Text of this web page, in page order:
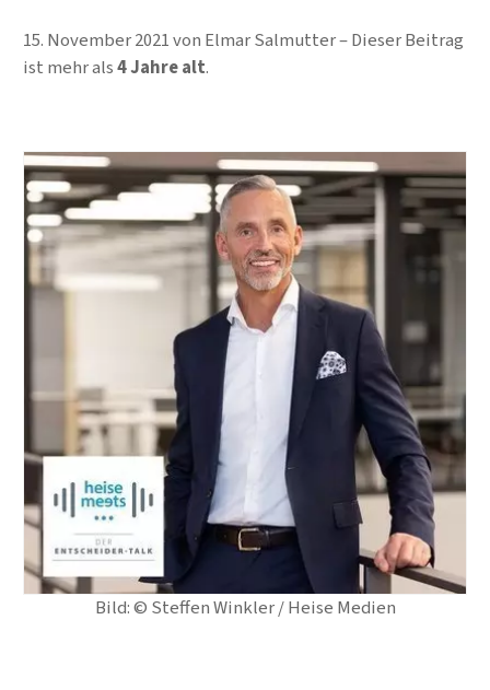
Bild: © Steffen Winkler / Heise Medien
15. November 2021von Elmar Salmutter
Dieser Beitrag
ist mehr als4 Jahre alt.